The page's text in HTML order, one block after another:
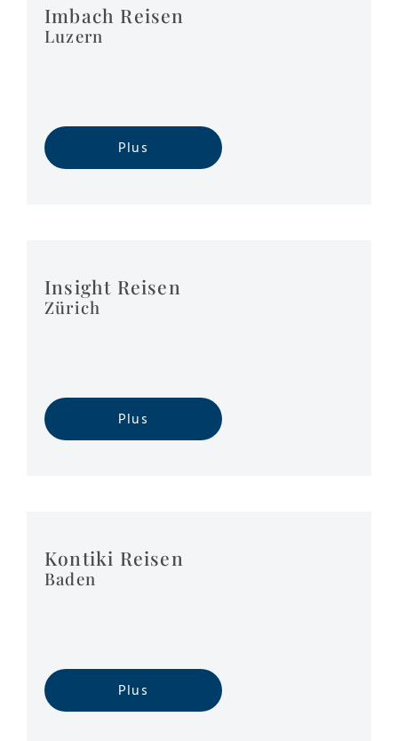
Imbach Reisen
Luzern
Plus
Insight Reisen
Zürich
Plus
Kontiki Reisen
Baden
Plus